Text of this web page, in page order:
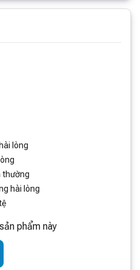
2 loa âm thanh nổi với
Virtual X, đem lại hiệu
người sử dụng.
4,8kg
lòng
thường
hài lòng
phẩm này